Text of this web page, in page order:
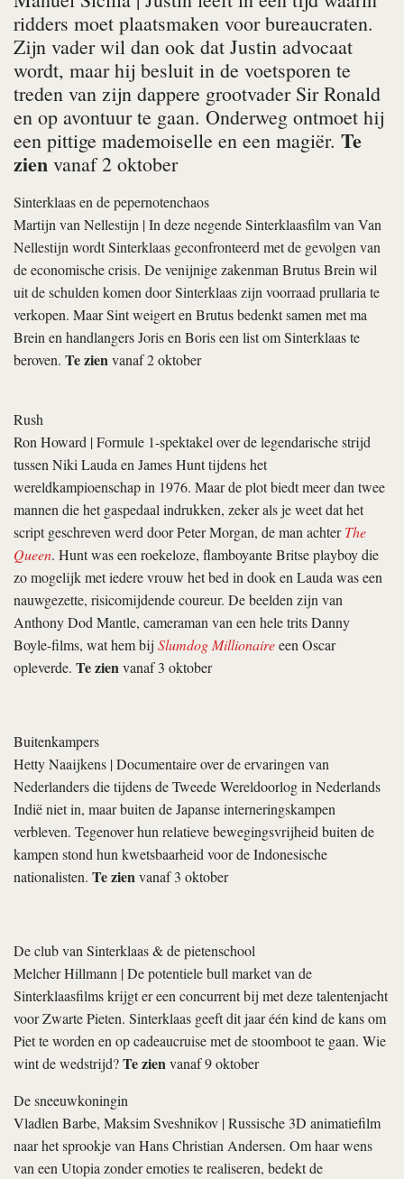
ridders moet plaatsmaken voor bureaucraten.
Zijn vader wil dan ook dat Justin advocaat
wordt, maar hij besluit in de voetsporen te
treden van zijn dappere grootvader Sir Ronald
en op avontuur te gaan. Onderweg ontmoet hij
een pittige mademoiselle en een magiër. Te
zien vanaf 2 oktober
Sinterklaas en de pepernotenchaos
Martijn van Nellestijn | In deze negende Sinterklaasfilm van Van
Nellestijn wordt Sinterklaas geconfronteerd met de gevolgen van
de economische crisis. De venijnige zakenman Brutus Brein wil
uit de schulden komen door Sinterklaas zijn voorraad prullaria te
verkopen. Maar Sint weigert en Brutus bedenkt samen met ma
Brein en handlangers Joris en Boris een list om Sinterklaas te
beroven. Te zienvanaf 2 oktober
Rush
Ron Howard | Formule 1-spektakel over de legendarische strijd
tussen Niki Lauda en James Hunt tijdens het
wereldkampioenschap in 1976. Maar de plot biedt meer dan twee
mannen die het gaspedaal indrukken, zeker als je weet dat het
script geschreven werd door Peter Morgan, de man achterThe
Queen. Hunt was een roekeloze, flamboyante Britse playboy die
zo mogelijk met iedere vrouw het bed in dook en Lauda was een
nauwgezette, risicomijdende coureur. De beelden zijn van
Anthony Dod Mantle, cameraman van een hele trits Danny
Boyle-films, wat hem bij Slumdog Millionaireeen Oscar
opleverde. Te zienvanaf 3 oktober
Buitenkampers
Hetty Naaijkens | Documentaire over de ervaringen van
Nederlanders die tijdens de Tweede Wereldoorlog in Nederlands
Indië niet in, maar buiten de Japanse interneringskampen
verbleven. Tegenover hun relatieve bewegingsvrijheid buiten de
kampen stond hun kwetsbaarheid voor de Indonesische
nationalisten. Te zienvanaf 3 oktober
De club van Sinterklaas & de pietenschool
Melcher Hillmann | De potentiele bull market van de
Sinterklaasfilms krijgt er een concurrent bij met deze talentenjacht
voor Zwarte Pieten. Sinterklaas geeft dit jaar één kind de kans om
Piet te worden en op cadeaucruise met de stoomboot te gaan. Wie
wint de wedstrijd?Te zienvanaf 9 oktober
De sneeuwkoningin
Vladlen Barbe, Maksim Sveshnikov | Russische 3D animatiefilm
naar het sprookje van Hans Christian Andersen. Om haar wens
van een Utopia zonder emoties te realiseren, bedekt de